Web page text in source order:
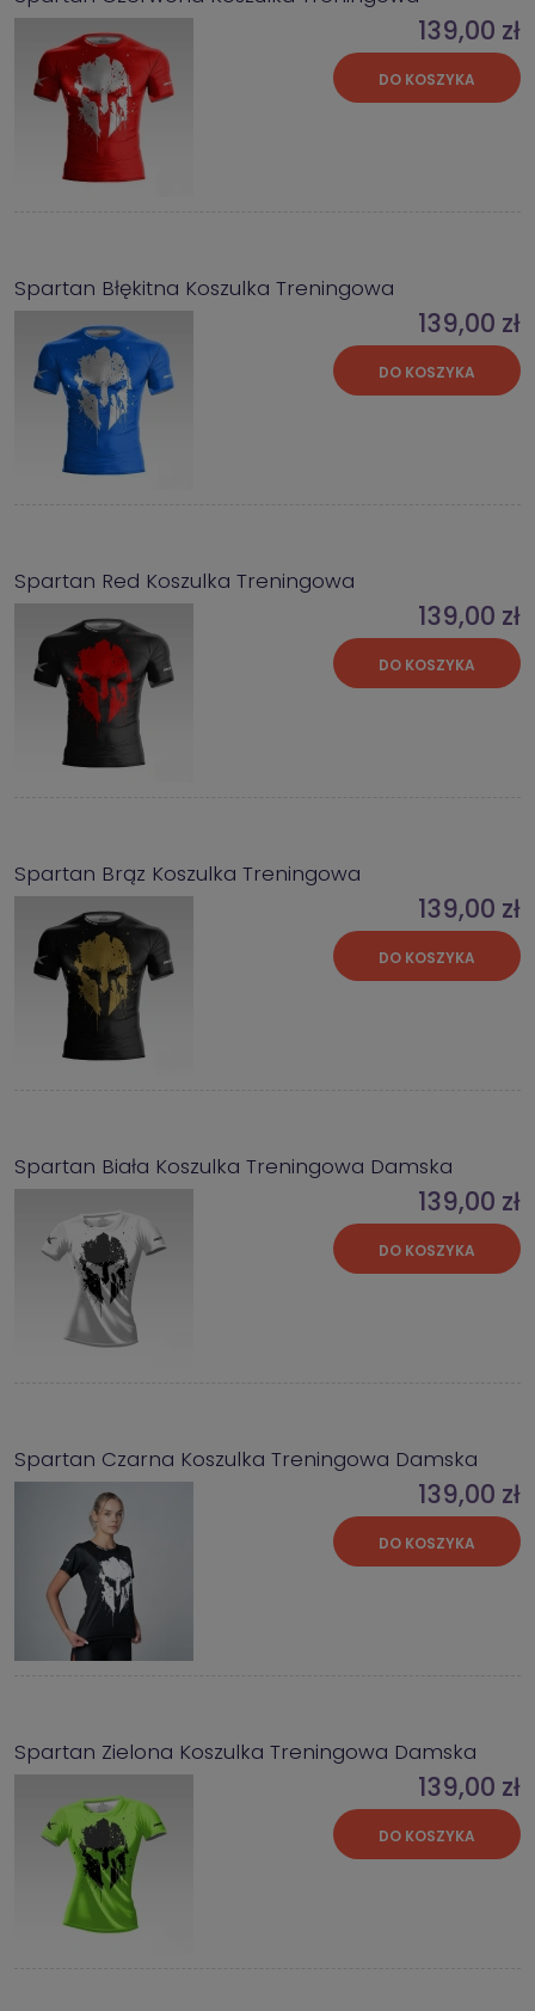
139,00 zł
DO KOSZYKA
Spartan Błękitna Koszulka Treningowa
139,00 zł
DO KOSZYKA
Spartan Red Koszulka Treningowa
139,00 zł
DO KOSZYKA
Spartan Brąz Koszulka Treningowa
139,00 zł
DO KOSZYKA
Spartan Biała Koszulka Treningowa Damska
139,00 zł
DO KOSZYKA
Spartan Czarna Koszulka Treningowa Damska
139,00 zł
DO KOSZYKA
Spartan Zielona Koszulka Treningowa Damska
139,00 zł
DO KOSZYKA